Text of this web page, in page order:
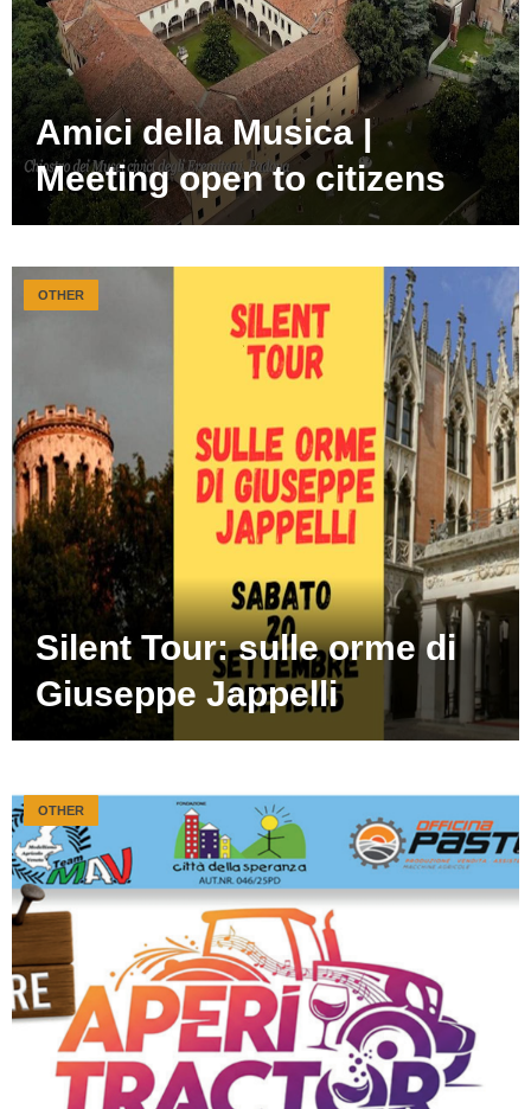
Amici della Musica |
Meeting open to citizens
Silent Tour: sulle orme di
Giuseppe Jappelli
OTHER
OTHER